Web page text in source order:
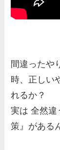
間違ったや
時、正しい
れるか？
実は 全然違
策』がある